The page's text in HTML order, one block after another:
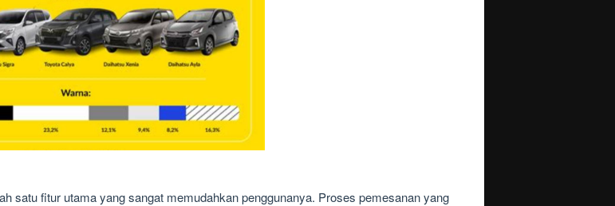
satu fitur utama yang sangat memudahkan penggunanya. Proses pemesanan yang